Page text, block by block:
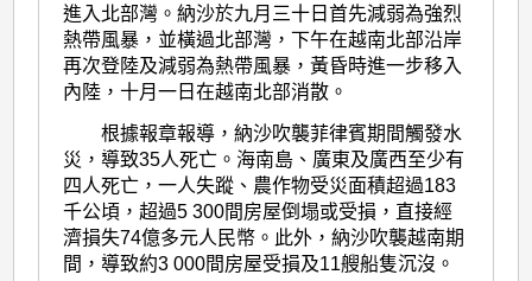
進入北部灣。納沙於九月三十日首先減弱為強烈
熱帶風暴，並橫過北部灣，下午在越南北部沿岸
再次登陸及減弱為熱帶風暴，黃昏時進一步移入
內陸，十月一日在越南北部消散。
根據報章報導，納沙吹襲菲律賓期間觸發水
災，導致35人死亡。海南島、廣東及廣西至少有
四人死亡，一人失蹤、農作物受災面積超過183
千公頃，超過5 300間房屋倒塌或受損，直接經
濟損失74億多元人民幣。此外，納沙吹襲越南期
間，導致約3 000間房屋受損及11艘船隻沉沒。